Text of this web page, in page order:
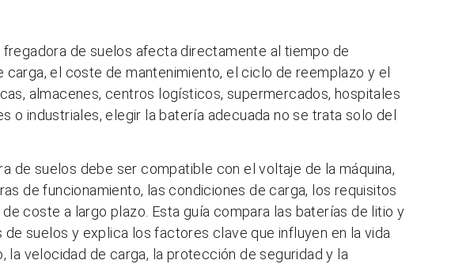
fregadora de suelos afecta directamente al tiempo de
el coste de mantenimiento, el ciclo de reemplazo y el
almacenes, centros logísticos, supermercados, hospitales
o industriales, elegir la batería adecuada no se trata solo del
de suelos debe ser compatible con el voltaje de la máquina,
de funcionamiento, las condiciones de carga, los requisitos
coste a largo plazo. Esta guía compara las baterías de litio y
suelos y explica los factores clave que influyen en la vida
la velocidad de carga, la protección de seguridad y la